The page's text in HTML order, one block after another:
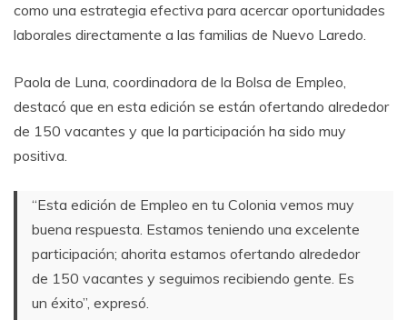
como una estrategia efectiva para acercar oportunidades
laborales directamente a las familias de Nuevo Laredo.
Paola de Luna, coordinadora de la Bolsa de Empleo,
destacó que en esta edición se están ofertando alrededor
de 150 vacantes y que la participación ha sido muy
positiva.
“Esta edición de Empleo en tu Colonia vemos muy
buena respuesta. Estamos teniendo una excelente
participación; ahorita estamos ofertando alrededor
de 150 vacantes y seguimos recibiendo gente. Es
un éxito”, expresó.